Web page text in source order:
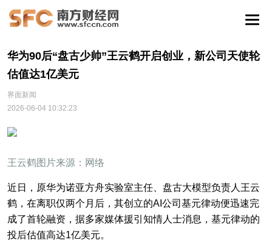
华为90后“盘古少帅”王云鹤开启创业，新公司天使轮
估值达1亿美元
界面新闻
2026-06-04 10:32:23
王云鹤图片来源：网络
近日，原华为诺亚方舟实验室主任、盘古大模型负责人王云
鹤，在离职仅两个月后，其创立的AI公司基元律动便迅速完
成了首轮融资，据多家媒体援引知情人士消息，基元律动的
投后估值高达1亿美元。